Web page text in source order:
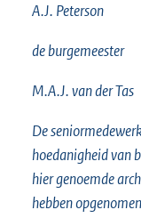
A.J. Peterson
de burgemeester
M.A.J. van der Tas
De
hoedanigheid van
hier genoemde
hebben